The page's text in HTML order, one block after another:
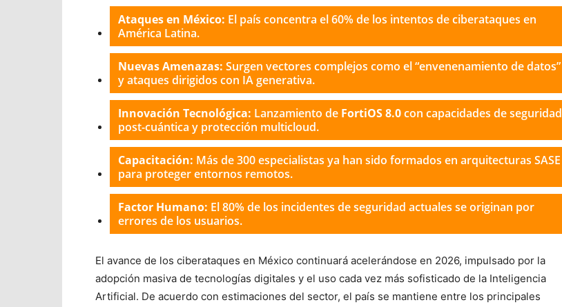
Ataques en México: El país concentra el 60% de los intentos de ciberataques en
América Latina.
Nuevas Amenazas: Surgen vectores complejos como el “envenenamiento de datos”
y ataques dirigidos con IA generativa.
Innovación Tecnológica: Lanzamiento de FortiOS 8.0con capacidades de seguridad
post-cuántica y protección multicloud.
Capacitación: Más de 300 especialistas ya han sido formados en arquitecturas SASE
para proteger entornos remotos.
Factor Humano: El 80% de los incidentes de seguridad actuales se originan por
errores de los usuarios.
El avance de los ciberataques en México continuará acelerándose en 2026, impulsado por la
adopción masiva de tecnologías digitales y el uso cada vez más sofisticado de la Inteligencia
Artificial. De acuerdo con estimaciones del sector, el país se mantiene entre los principales